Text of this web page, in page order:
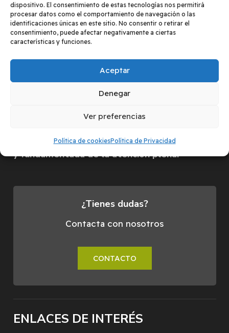
dispositivo. El consentimiento de estas tecnologías nos permitirá
procesar datos como el comportamiento de navegación o las
identificaciones únicas en este sitio. No consentir o retirar el
consentimiento, puede afectar negativamente a ciertas
características y funciones.
Aceptar
Denegar
Ver preferencias
Política de cookiesPolítica de Privacidad
INFORMACIÓN DE CONTACTO
Domingo Miral s/n Facultad de Medicina, 50009,
multidisciplinar, orientada a la aplicación ética
y fundamentada de la atención plena.
¿Tienes dudas?
Contacta con nosotros
CONTACTO
ENLACES DE INTERÉS